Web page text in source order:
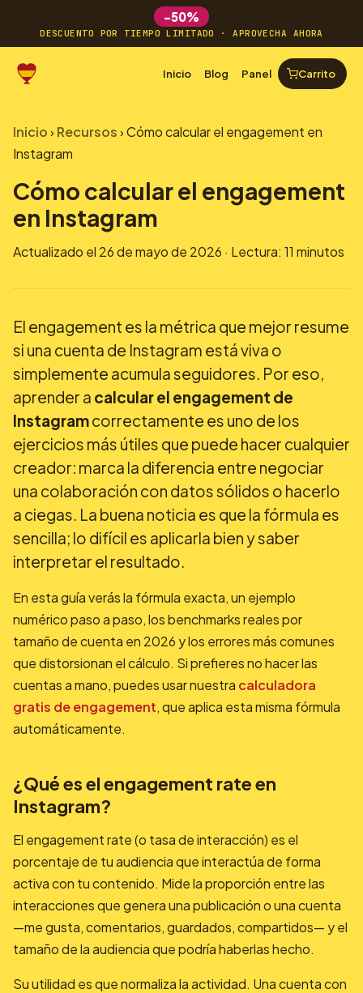
-50%
DESCUENTO POR TIEMPO LIMITADO · APROVECHA AHORA
Inicio Blog Panel Carrito
Inicio› Recursos›Cómo calcular el engagement en
Instagram
Cómo calcular el engagement
en Instagram
Actualizado el 26 de mayo de 2026 · Lectura: 11 minutos
El engagement es la métrica que mejor resume
si una cuenta de Instagram está viva o
simplemente acumula seguidores. Por eso,
aprender a calcular el engagement de
Instagramcorrectamente es uno de los
ejercicios más útiles que puede hacer cualquier
creador: marca la diferencia entre negociar
una colaboración con datos sólidos o hacerlo
a ciegas. La buena noticia es que la fórmula es
sencilla; lo difícil es aplicarla bien y saber
interpretar el resultado.
En esta guía verás la fórmula exacta, un ejemplo
numérico paso a paso, los benchmarks reales por
tamaño de cuenta en 2026 y los errores más comunes
que distorsionan el cálculo. Si prefieres no hacer las
cuentas a mano, puedes usar nuestra calculadora
gratis de engagement, que aplica esta misma fórmula
automáticamente.
¿Qué es el engagement rate en
Instagram?
El engagement rate (o tasa de interacción) es el
porcentaje de tu audiencia que interactúa de forma
activa con tu contenido. Mide la proporción entre las
interacciones que genera una publicación o una cuenta
—me gusta, comentarios, guardados, compartidos— y el
tamaño de la audiencia que podría haberlas hecho.
Su utilidad es que normaliza la actividad. Una cuenta con